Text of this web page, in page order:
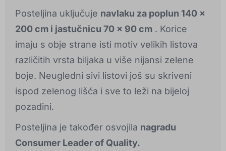
Posteljina uključuje navlaku za poplun 140 x
200 cm i jastučnicu 70 x 90 cm . Korice
imaju s obje strane isti motiv velikih listova
različitih vrsta biljaka u više nijansi zelene
boje. Neugledni sivi listovi još su skriveni
ispod zelenog lišća i sve to leži na bijeloj
pozadini.
Posteljina je također osvojila nagradu
Consumer Leader of Quality.